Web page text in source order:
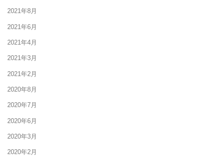
2021年8月
2021年6月
2021年4月
2021年3月
2021年2月
2020年8月
2020年7月
2020年6月
2020年3月
2020年2月